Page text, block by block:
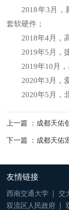
2018年3月，
套软硬件；
2018年4月，
2019年5月，
2019年10月
2020年3月，
2020年5月，
上一篇 ：成都天佑
下一篇 ：成都天佑
友情链接
西南交通大学 交
双流区人民政府